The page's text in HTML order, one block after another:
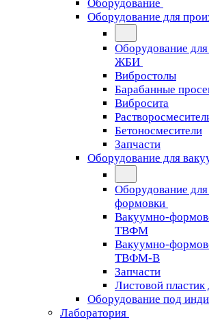
Оборудование
Оборудование для
Оборудование
ЖБИ
Вибростолы
Барабанные
Вибросита
Бетоносмесители
Запчасти
Оборудование для
Оборудование
формовки
Вакуумно-
ТВФМ
Вакуумно-
ТВФМ-В
Запчасти
Листовой
Оборудование под
Лаборатория